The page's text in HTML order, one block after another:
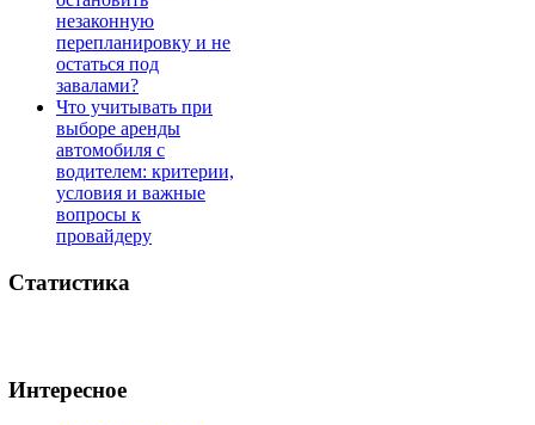
незаконную
перепланировку и не
остаться под
завалами?
Что учитывать при
выборе аренды
автомобиля с
водителем: критерии,
условия и важные
вопросы к
провайдеру
Статистика
Интересное